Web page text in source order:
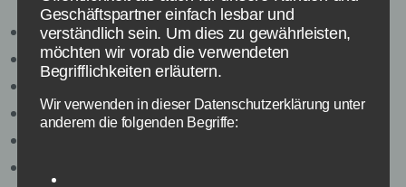
Apfel
Kirsche
Traube
Birne
Geschäftspartner einfach lesbar und
verständlich sein. Um dies zu gewährleisten,
möchten wir vorab die verwendeten
Begrifflichkeiten erläutern.
Wir verwenden in dieser Datenschutzerklärung unter
anderem die folgenden Begriffe: